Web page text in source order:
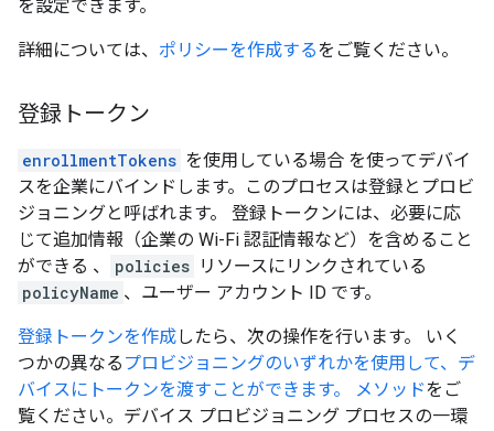
を設定できます。
詳細については、 ポリシーを作成するをご覧ください。
登録トークン
enrollmentTokens を使用している場合 を使ってデバイ
スを企業にバインドします。このプロセスは登録とプロビ
ジョニングと呼ばれます。 登録トークンには、必要に応
じて追加情報（企業の Wi-Fi 認証情報など）を含めること
ができる 、
policies リソースにリンクされている
policyName 、ユーザー アカウント ID です。
登録トークンを作成したら、次の操作を行います。 いく
つかの異なる プロビジョニングのいずれかを使用して、デ
バイスにトークンを渡すことができます。 メソッドをご
覧ください。デバイス プロビジョニング プロセスの一環